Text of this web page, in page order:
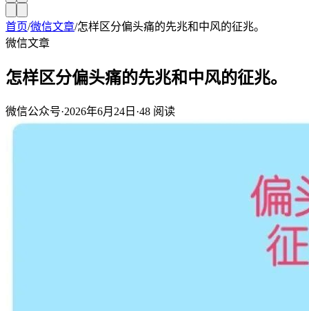
首页/微信文章/怎样区分偏头痛的先兆和中风的征兆。
微信文章
怎样区分偏头痛的先兆和中风的征兆。
微信公众号·2026年6月24日 ·48 阅读